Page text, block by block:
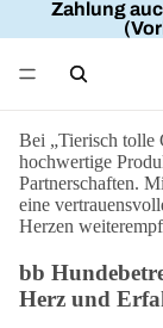
Zahlung
Bei „Tierisch tolle
hochwertige
Partnerschaften.
eine
Herzen
bb
Herz und